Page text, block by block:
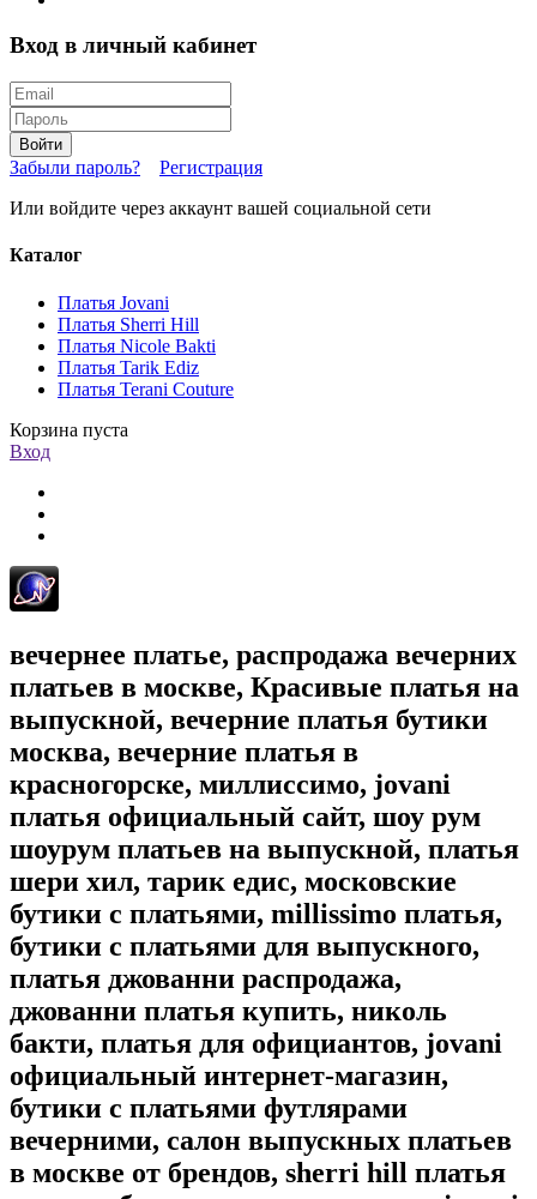
Вход в личный кабинет
Войти
Забыли пароль?
Регистрация
Или войдите через аккаунт вашей социальной сети
Каталог
Платья Jovani
Платья Sherri Hill
Платья Nicole Bakti
Платья Tarik Ediz
Платья Terani Couture
Корзина пуста
Вход
вечернее платье, распродажа вечерних
платьев в москве, Красивые платья на
выпускной, вечерние платья бутики
москва, вечерние платья в
красногорске, миллиссимо, jovani
платья официальный сайт, шоу рум
шоурум платьев на выпускной, платья
шери хил, тарик едис, московские
бутики с платьями, millissimo платья,
бутики с платьями для выпускного,
платья джованни распродажа,
джованни платья купить, николь
бакти, платья для официантов, jovani
официальный интернет-магазин,
бутики с платьями футлярами
вечерними, салон выпускных платьев
в москве от брендов, sherri hill платья